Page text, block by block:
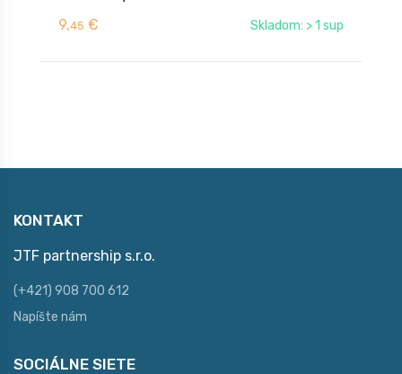
9,45 € Skladom: > 1 sup
KONTAKT
JTF partnership s.r.o.
(+421) 908 700 612
Napíšte nám
SOCIÁLNE SIETE